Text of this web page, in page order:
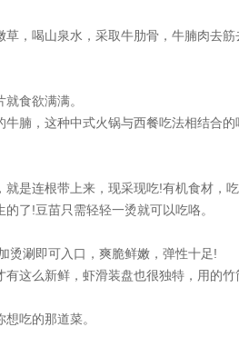
喝山泉水，采取牛肋骨，牛腩肉去筋
食欲满满。
，这种中式火锅与西餐吃法相结合的
连根带上来，现采现吃!有机食材，吃
了!豆苗只需轻轻一烫就可以吃咯。
涮即可入口，爽脆鲜嫩，弹性十足!
么新鲜，虾滑装盘也很独特，用的竹
吃的那道菜。